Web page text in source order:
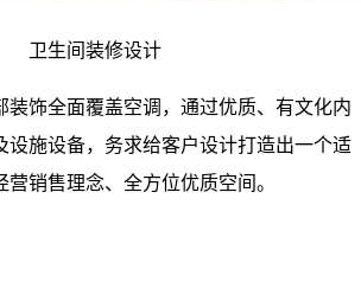
卫生间装修设计
饰全面覆盖空调，通过优质、有文化内
设施设备，务求给客户设计打造出一个适
销售理念、全方位优质空间。